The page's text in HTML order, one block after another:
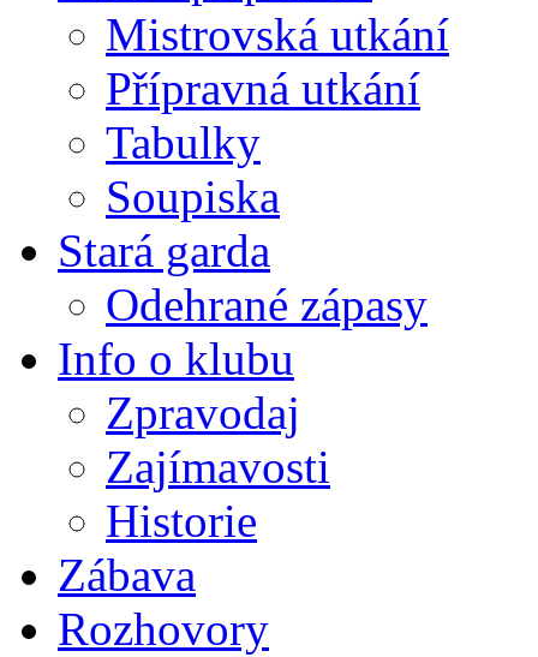
Mistrovská utkání
Přípravná utkání
Tabulky
Soupiska
Stará garda
Odehrané zápasy
Info o klubu
Zpravodaj
Zajímavosti
Historie
Zábava
Rozhovory